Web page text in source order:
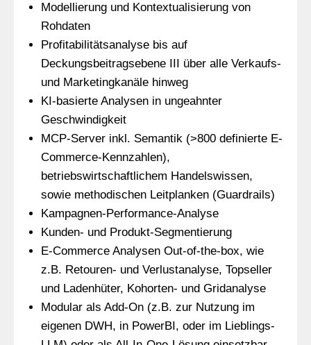
Modellierung und Kontextualisierung von
Rohdaten
Profitabilitätsanalyse bis auf
Deckungsbeitragsebene III über alle Verkaufs-
und Marketingkanäle hinweg
KI-basierte Analysen in ungeahnter
Geschwindigkeit
MCP-Server inkl. Semantik (>800 definierte E-
Commerce-Kennzahlen),
betriebswirtschaftlichem Handelswissen,
sowie methodischen Leitplanken (Guardrails)
Kampagnen-Performance-Analyse
Kunden- und Produkt-Segmentierung
E-Commerce Analysen Out-of-the-box, wie
z.B. Retouren- und Verlustanalyse, Topseller
und Ladenhüter, Kohorten- und Gridanalyse
Modular als Add-On (z.B. zur Nutzung im
eigenen DWH, in PowerBI, oder im Lieblings-